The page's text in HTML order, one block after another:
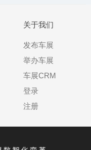
关于我们
发布车展
举办车展
车展CRM
登录
注册